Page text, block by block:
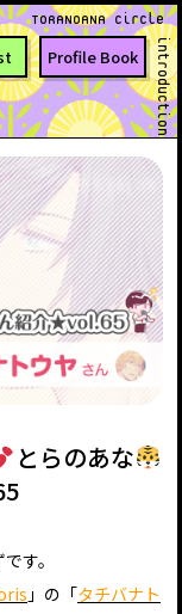
TORANOANA Circle
introduction
Profile Book
とらのあな
す。
」の「タチバナト